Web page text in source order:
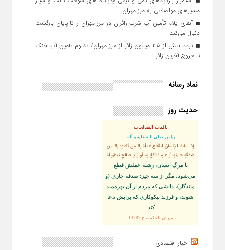
مسیرهای مواصلاتی به مرز مهران
آبفای ایلام تأمین آب شرب زائران در مرز مهران را تا پایان بازگشت
دنبال می‌کند
تردد بیش از ۲.۵ میلیون زائر از مرز مهران/ تداوم تأمین آب خنک
تا خروج آخرین زائر
نماد رسانه
حدیث روز
باقیات الصالحات
پيامبر صلى‏ الله‏ عليه ‏و‏ آله:
إذا ماتَ الإنسانُ انقَطَعَ عَمَلُهُ إلاّ مِن ثَلاثٍ: إلاّ مِن
صَدَقَةٍ جاريَةٍ أو عِلمٍ يُنتَفَعُ بِهِ أو وَلَدٍ صالِحٍ يَدعُو لَهُ؛
با مرگ انسان، رشته عملش قطع
مى‌شود، مگر از سه چيز: صدقه جارى (و
ماندگار)، دانشى كه مردم از آن بهره‏‌مند
شوند، و فرزند نيكوكارى كه برايش دعا
كند.
ميزان الحكمه، ح 14287
اخبار اقتصادی